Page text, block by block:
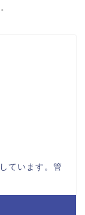
ています。管